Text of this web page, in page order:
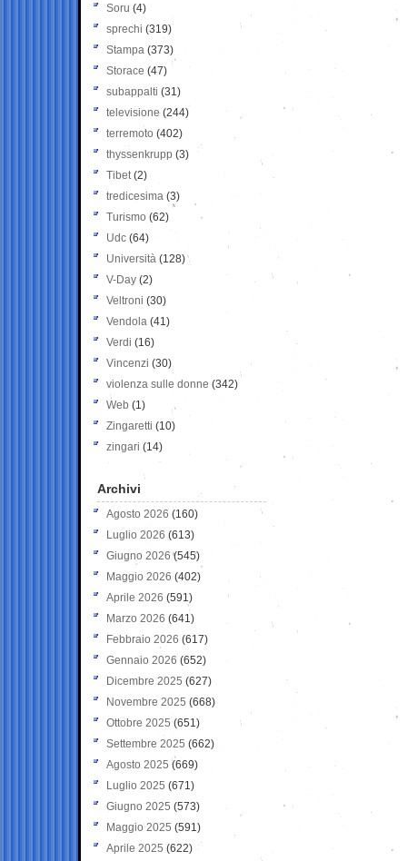
Soru (4)
sprechi (319)
Stampa (373)
Storace (47)
subappalti (31)
televisione(244)
terremoto (402)
thyssenkrupp (3)
Tibet(2)
tredicesima (3)
Turismo (62)
Udc (64)
Università (128)
V-Day (2)
Veltroni (30)
Vendola (41)
Verdi (16)
Vincenzi (30)
violenza sulle donne (342)
Web (1)
Zingaretti (10)
zingari (14)
Archivi
Agosto 2026 (160)
Luglio 2026 (613)
Giugno 2026 (545)
Maggio 2026 (402)
Aprile 2026 (591)
Marzo 2026 (641)
Febbraio 2026 (617)
Gennaio 2026 (652)
Dicembre 2025 (627)
Novembre 2025 (668)
Ottobre 2025 (651)
Settembre 2025 (662)
Agosto 2025 (669)
Luglio 2025 (671)
Giugno 2025 (573)
Maggio 2025 (591)
Aprile 2025 (622)